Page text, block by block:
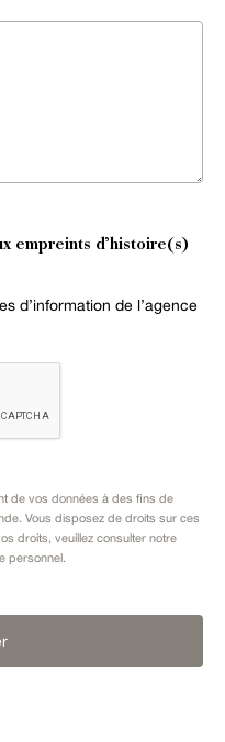
empreints d’histoire(s)
d’information de l’agence
de vos données à des fins de
Vous disposez de droits sur ces
droits, veuillez consulter notre
personnel .